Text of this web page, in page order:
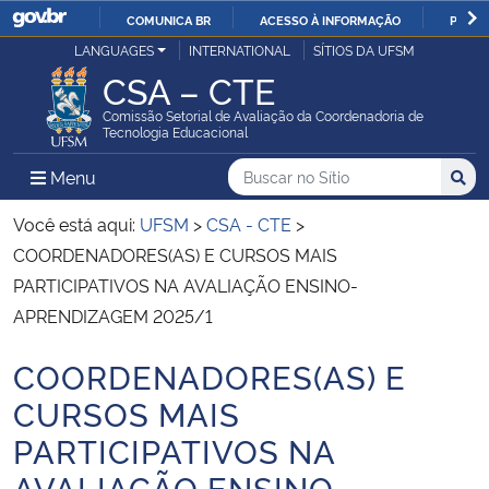
IR
PARA
O
CONTEÚDO
COMUNICA BR ACESSO À INFORMAÇÃO
Ministério da Justiça e Segurança Pública
Ministério da Defesa
Ministério das Relações Exteriores
Ministério da Economia
Ministério da Agricultura, Pecuária e Abastecimento
Ministério da Educação
LANGUAGES INTERNATIONAL SÍTIOS DA UFSM
CSA – CTE
Comissão Setorial de Avaliação da Coordenadoria de
Tecnologia Educacional
Menu Menu Principal do Sítio
Busca
Buscar no no Sítio
Busca:
Você está aqui: UFSM >CSA - CTE >
COORDENADORES(AS) E CURSOS MAIS
PARTICIPATIVOS NA AVALIAÇÃO ENSINO-
APRENDIZAGEM 2025/1
Início do conteúdo
COORDENADORES(AS) E
CURSOS MAIS
PARTICIPATIVOS NA